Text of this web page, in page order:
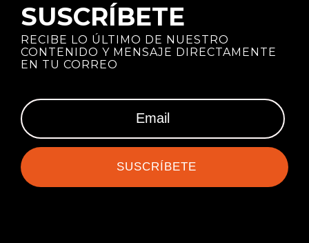
SUSCRÍBETE
RECIBE LO ÚLTIMO DE NUESTRO
CONTENIDO Y MENSAJE DIRECTAMENTE
EN TU CORREO
SUSCRÍBETE